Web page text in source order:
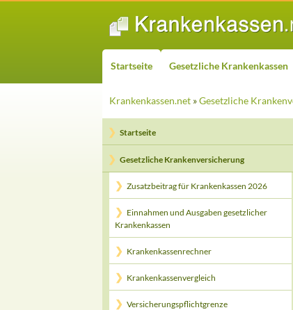
ZUM INHALT SPRINGEN
Startseite Gesetzliche Krankenkassen
Krankenkassen.net »Gesetzliche
Startseite
Gesetzliche Krankenversicherung
Zusatzbeitrag für Krankenkassen 2026
Einnahmen und Ausgaben gesetzlicher
Krankenkassen
Krankenkassenrechner
Krankenkassenvergleich
Versicherungspflichtgrenze